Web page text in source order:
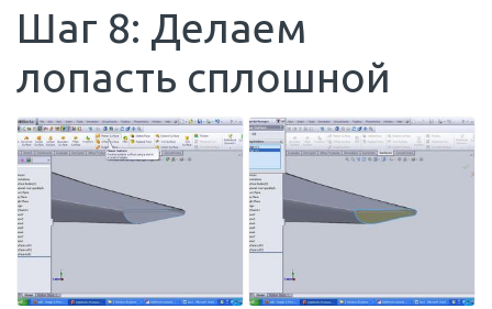
Шаг 8: Делаем
лопасть сплошной